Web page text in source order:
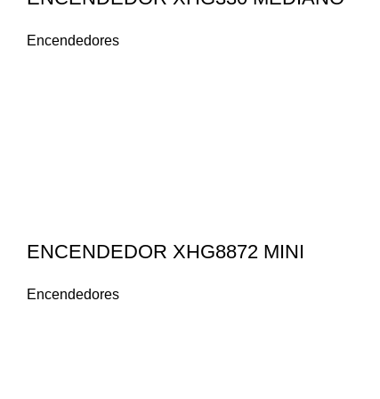
Encendedores
ENCENDEDOR XHG8872 MINI
Encendedores